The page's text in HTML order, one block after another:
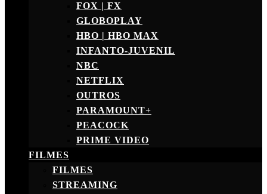
FOX | FX
GLOBOPLAY
HBO | HBO MAX
INFANTO-JUVENIL
NBC
NETFLIX
OUTROS
PARAMOUNT+
PEACOCK
PRIME VIDEO
FILMES
FILMES
STREAMING